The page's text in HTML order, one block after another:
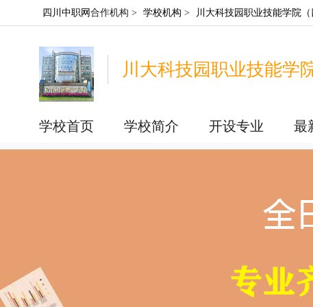
四川中职网 合作机构 > 学校机构 > 川大科技园职业技能学院（
川大科技园职业技能学
学校首页 学校简介 开设专业 最